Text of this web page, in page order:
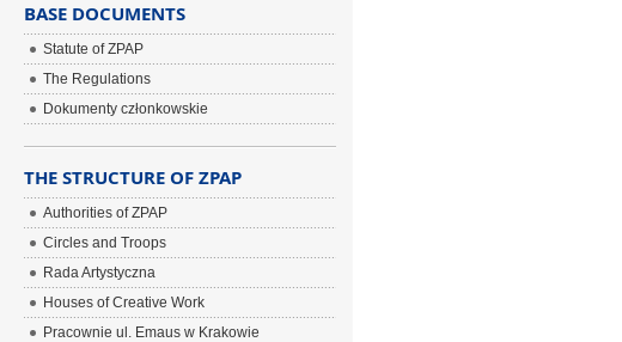
BASE DOCUMENTS
Statute of ZPAP
The Regulations
Dokumenty członkowskie
THE STRUCTURE OF ZPAP
Authorities of ZPAP
Circles and Troops
Rada Artystyczna
Houses of Creative Work
Pracownie ul. Emaus w Krakowie